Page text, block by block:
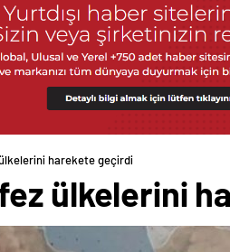
harekete geçirdi
ülkelerini